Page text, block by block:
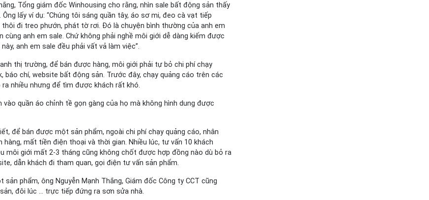
Tổng giám đốc Winhousing cho rằng, nhìn sale bất động sản thấy
lấy ví dụ: “Chúng tôi sáng quần tây, áo sơ mi, đeo cà vạt tiếp
đi treo phướn, phát tờ rơi. Đó là chuyện bình thường của anh em
anh em sale. Chứ không phải nghề môi giới dễ dàng kiếm được
anh em sale đều phải vất vả làm việc”.
thị trường, để bán được hàng, môi giới phải tự bỏ chi phí chạy
chí, website bất động sản. Trước đây, chạy quảng cáo trên các
nhiều nhưng để tìm được khách rất khó.
quần áo chỉnh tề gọn gàng của họ mà không hình dung được
để bán được một sản phẩm, ngoài chi phí chạy quảng cáo, nhân
mất tiền điện thoại và thời gian. Nhiều lúc, tư vấn 10 khách
môi giới mất 2-3 tháng cũng không chốt được hợp đồng nào dù bỏ ra
dẫn khách đi tham quan, gọi điện tư vấn sản phẩm.
phẩm, ông Nguyễn Mạnh Thắng, Giám đốc Công ty CCT cũng
đôi lúc … trực tiếp đứng ra sơn sửa nhà.